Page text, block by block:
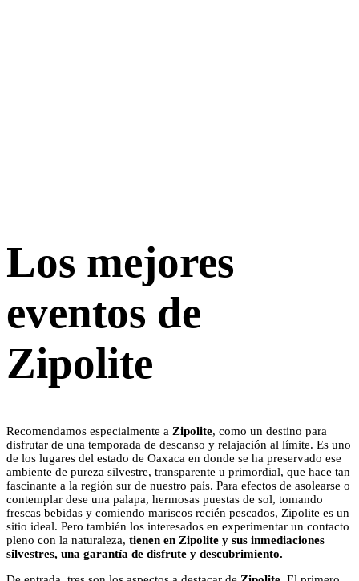
Los mejores
eventos de
Zipolite
Recomendamos especialmente a Zipolite, como un destino para
disfrutar de una temporada de descanso y relajación al límite. Es uno
de los lugares del estado de Oaxaca en donde se ha preservado ese
ambiente de pureza silvestre, transparente u primordial, que hace tan
fascinante a la región sur de nuestro país. Para efectos de asolearse o
contemplar dese una palapa, hermosas puestas de sol, tomando
frescas bebidas y comiendo mariscos recién pescados, Zipolite es un
sitio ideal. Pero también los interesados en experimentar un contacto
pleno con la naturaleza, tienen en Zipolite y sus inmediaciones
silvestres, una garantía de disfrute y descubrimiento.